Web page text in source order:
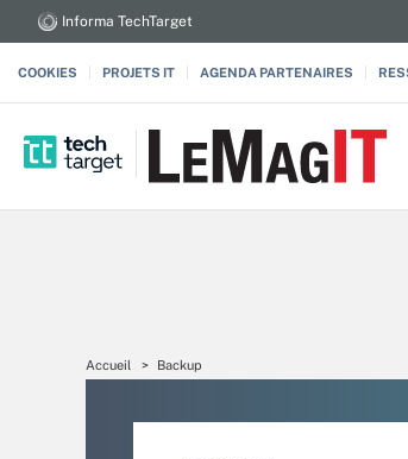
Informa TechTarget
COOKIES PROJETS IT AGENDA PARTENAIRES
Accueil Backup